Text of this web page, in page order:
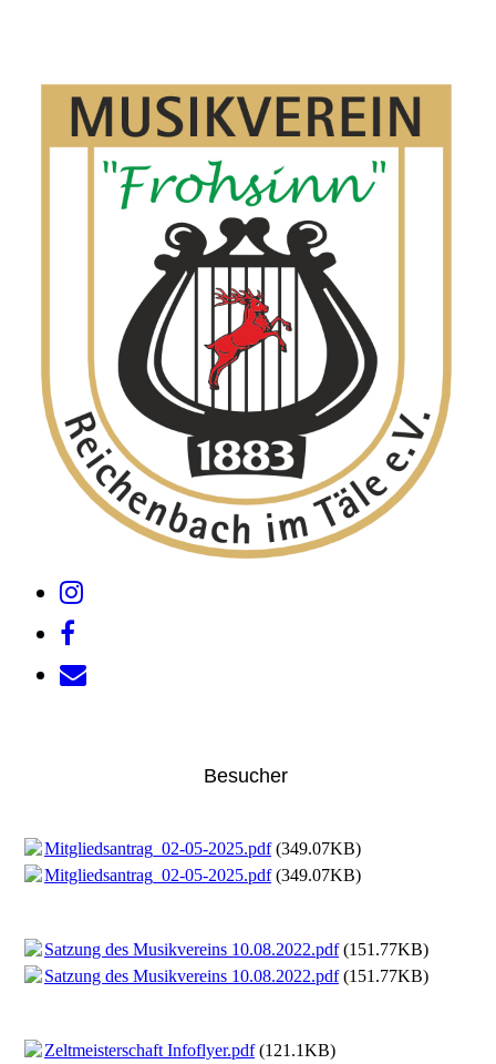
Besucher
Mitgliedsantrag_02-05-2025.pdf(349.07KB)
Mitgliedsantrag_02-05-2025.pdf(349.07KB)
Satzung des Musikvereins 10.08.2022.pdf(151.77KB)
Satzung des Musikvereins 10.08.2022.pdf(151.77KB)
Zeltmeisterschaft Infoflyer.pdf(121.1KB)